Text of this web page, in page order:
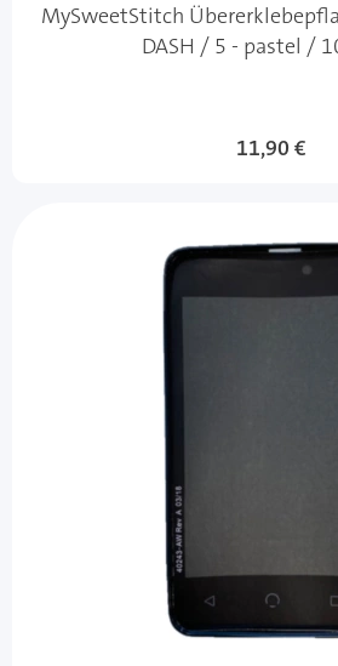
MySweetStitch
DASH / 5 - pastel /
11,90 €